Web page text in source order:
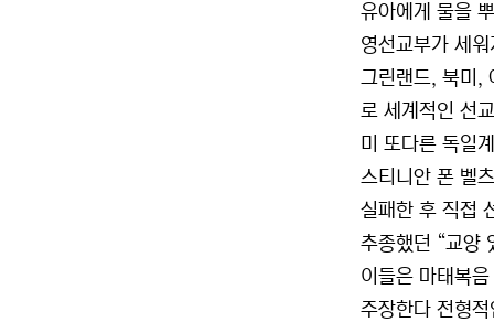
유아에게 물을
영선교부가 세
그린랜드, 북미,
로 세계적인 선
미 또다른 독일
스티니안 폰 벨
실패한 후 직접
추종했던 “교양
이들은 마태복
주장한다 전형